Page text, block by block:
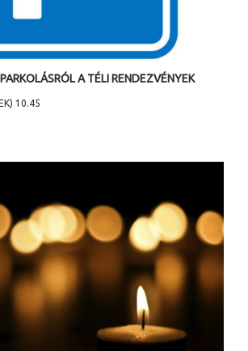
A TÉLI RENDEZVÉNYEK
10.45